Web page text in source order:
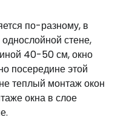
по-разному, в
стене,
40-50 см, окно
посередине этой
теплый монтаж окон
окна в слое